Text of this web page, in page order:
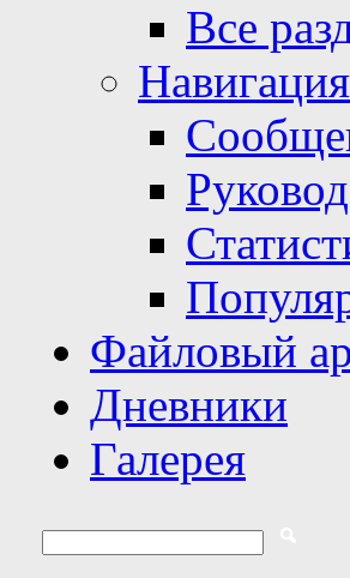
Все
Навигация
Файловый
Дневники
Галерея